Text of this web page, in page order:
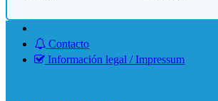
Contacto
Información legal / Impressum